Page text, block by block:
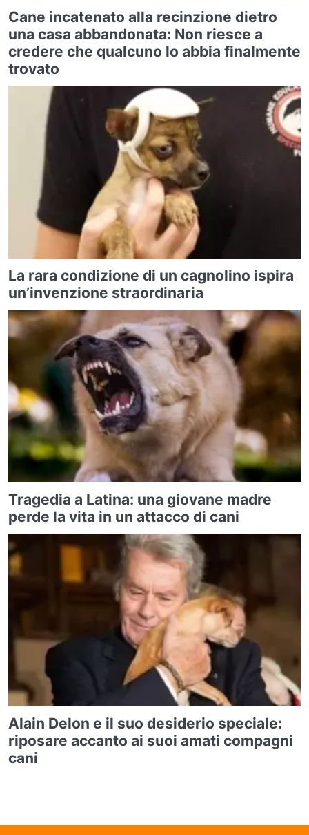
Cane incatenato alla recinzione dietro
una casa abbandonata: Non riesce a
credere che qualcuno lo abbia finalmente
trovato
La rara condizione di un cagnolino ispira
un’invenzione straordinaria
Tragedia a Latina: una giovane madre
perde la vita in un attacco di cani
Alain Delon e il suo desiderio speciale:
riposare accanto ai suoi amati compagni
cani